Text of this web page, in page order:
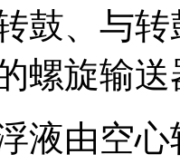
鼓、与
螺旋输
液由空